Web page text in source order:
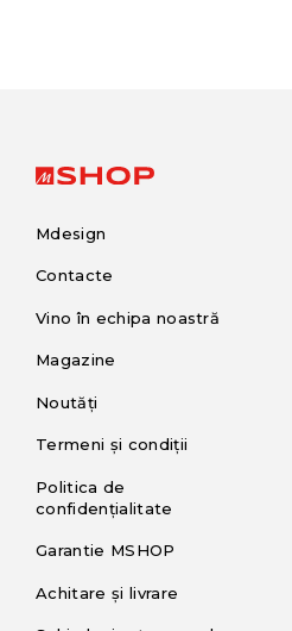
Mdesign
Contacte
Vino în echipa noastră
Magazine
Noutăți
Termeni și condiții
Politica de
confidențialitate
Garantie MSHOP
Achitare și livrare